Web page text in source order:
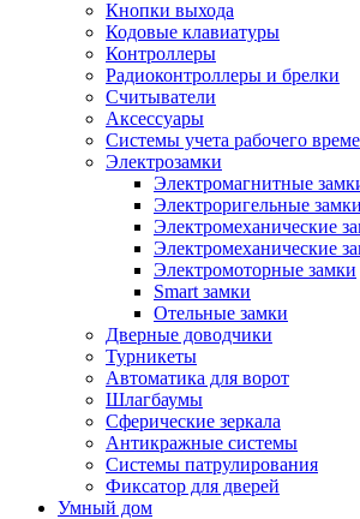
Кнопки выхода
Кодовые клавиатуры
Контроллеры
Радиоконтроллеры и брелки
Считыватели
Аксессуары
Системы учета рабочего
Электрозамки
Электромагнитные
Электроригельные замки
Электромеханические
Электромеханические
Электромоторные замки
Smart замки
Отельные замки
Дверные доводчики
Турникеты
Автоматика для ворот
Шлагбаумы
Сферические зеркала
Антикражные системы
Системы патрулирования
Фиксатор для дверей
Умный дом